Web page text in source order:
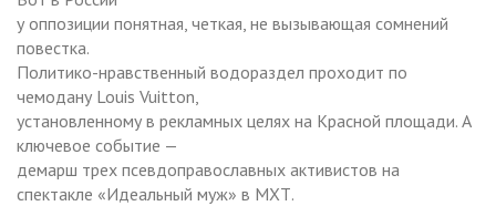
у оппозиции понятная, четкая, не вызывающая сомнений
повестка.
Политико-нравственный водораздел проходит по
чемодану Louis Vuitton,
установленному в рекламных целях на Красной площади. А
ключевое событие —
демарш трех псевдоправославных активистов на
спектакле «Идеальный муж» в МХТ.